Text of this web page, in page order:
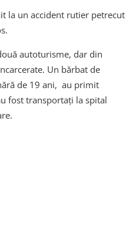
la un accident rutier petrecut
autoturisme, dar din
Un bărbat de
de 19 ani, au primit
fost transportați la spital